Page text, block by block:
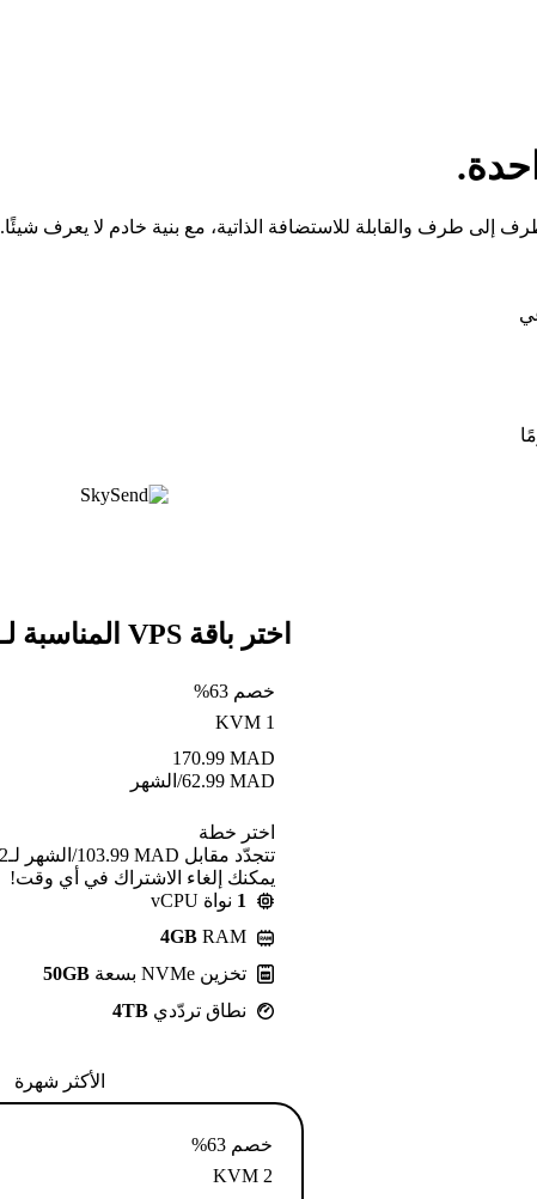
طرف والقابلة للاستضافة الذاتية، مع بنية خادم لا يعرف شيئًا.
اختر باقة VPS المناسبة لـ SkySend
خصم 63%
KVM 1
MAD
170.99
MAD
62.99/الشهر
اختر خطة
يمكنك إلغاء الاشتراك في أي وقت!
1 نواة vCPU
4GB RAM
تخزين NVMe بسعة
50GB
نطاق تردّدي 4TB
الأكثر شهرة
خصم 63%
KVM 2